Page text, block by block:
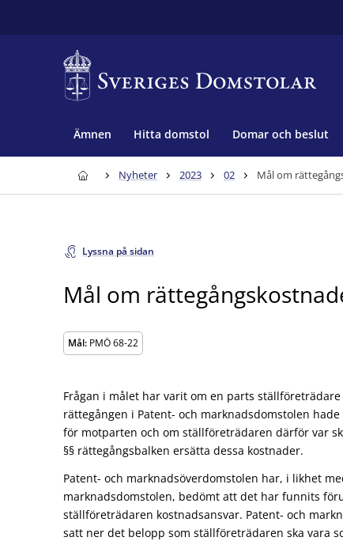
Ämnen Hitta domstol Domar och beslut
Nyheter 2023 02 Mål om
Lyssna på sidan
Mål om
Mål: PMÖ 68-22
Frågan i målet har varit om en parts
rättegången i Patent- och marknadsdomstolen
för motparten och om ställföreträdaren därför var
§§ rättegångsbalken ersätta dessa kostnader.
Patent- och marknadsöverdomstolen har, i likhet
marknadsdomstolen, bedömt att det har funnits
ställföreträdaren kostnadsansvar. Patent- och
satt ner det belopp som ställföreträdaren ska vara